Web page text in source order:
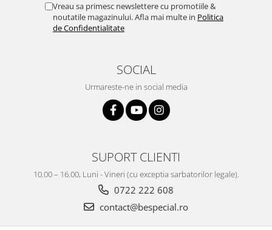
Vreau sa primesc newslettere cu promotiile &
noutatile magazinului. Afla mai multe in Politica
de Confidentialitate
SOCIAL
Urmareste-ne in social media
SUPORT CLIENTI
10.00 – 16.00, Luni - Vineri (cu exceptia sarbatorilor legale).
0722 222 608
contact@bespecial.ro